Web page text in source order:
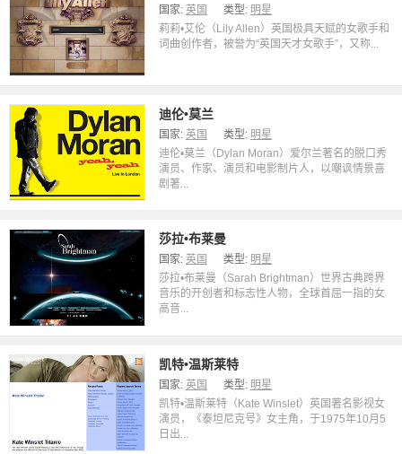
国家: 英国 类型: 明星
莉莉•艾伦（Lily Allen）英国极具天赋的女歌手和
词曲创作者，被誉为“英国天才女歌手”，又称...
迪伦•莫兰
国家: 英国 类型: 明星
迪伦•莫兰（Dylan Moran）爱尔兰著名的脱口秀
演员、作家、演员和电影制片人，以嘲讽情景喜
剧著...
莎拉•布莱曼
国家: 英国 类型: 明星
莎拉•布莱曼（Sarah Brightman）世界古典跨界
音乐的开创者和标志性人物，全球首屈一指的女
高音...
凯特•温斯莱特
国家: 英国 类型: 明星
凯特•温斯莱特（Kate Winslet）英国著名影视女
演员，《泰坦尼克号》女主角，于1975年10月5
日出...